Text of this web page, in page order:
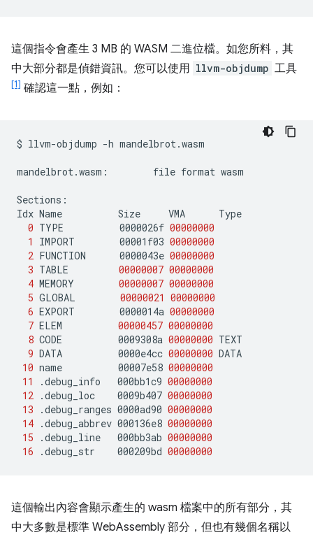
這個指令會產生 3 MB 的 WASM 二進位檔。如您所料，其
中大部分都是偵錯資訊。您可以使用 llvm-objdump 工具
[1] 確認這一點，例如：
$ llvm-objdump -h mandelbrot.wasm
mandelbrot.wasm: file format wasm
Sections:
Idx Name Size VMA
0 TYPE 0000026f 00000000
1
IMPORT 00001f03 00000000
2 FUNCTION 0000043e 00000000
3 TABLE 00000007 00000000
4 MEMORY 00000007 00000000
5 GLOBAL 00000021 00000000
6 EXPORT 0000014a 00000000
7 ELEM 00000457 00000000
8 CODE 0009308a 00000000
9 DATA 0000e4cc 00000000
10 name 00007e58 00000000
11
.debug_info 000bb1c9 00000000
12 .debug_loc 0009b407 00000000
13
.debug_ranges 0000ad90 00000000
14 .debug_abbrev 000136e8 00000000
15
.debug_line 000bb3ab 00000000
16
.debug_str 000209bd 00000000
這個輸出內容會顯示產生的 wasm 檔案中的所有部分，其
中大多數是標準 WebAssembly 部分，但也有幾個名稱以